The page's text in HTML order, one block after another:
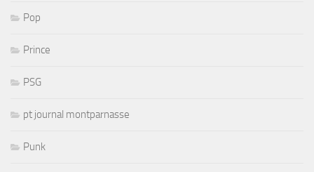
Pop
Prince
PSG
pt journal montparnasse
Punk